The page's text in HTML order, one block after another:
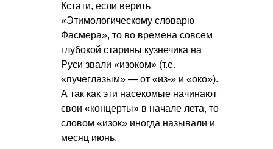
Кстати, если верить
«Этимологическому словарю
Фасмера», то во времена совсем
глубокой старины кузнечика на
Руси звали «изоком» (т.е.
«пучеглазым» — от «из-» и «око»).
А так как эти насекомые начинают
свои «концерты» в начале лета, то
словом «изок» иногда называли и
месяц июнь.